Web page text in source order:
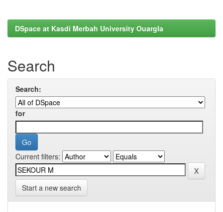
DSpace at Kasdi Merbah University Ouargla
Search
Search:
for
Current filters:
Start a new search